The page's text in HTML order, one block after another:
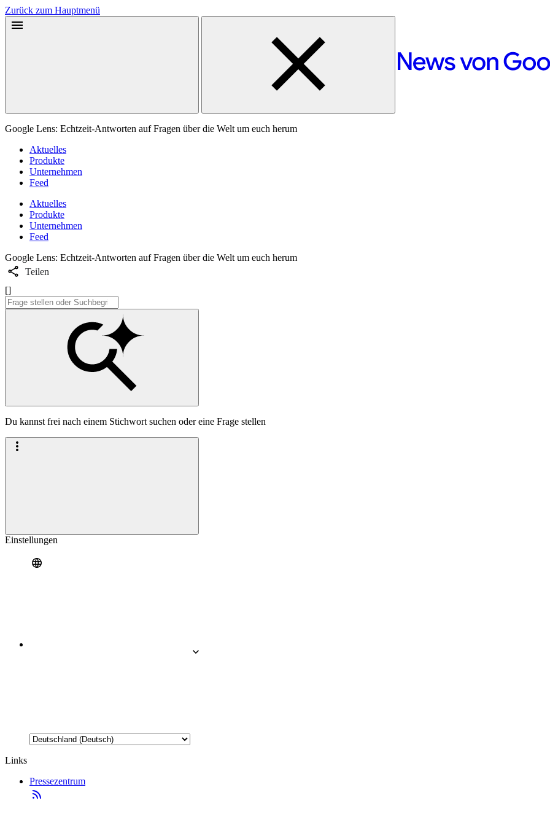
Zurück zum Hauptmenü
Google Lens: Echtzeit-Antworten auf Fragen über die Welt um euch herum
Aktuelles
Produkte
Unternehmen
Feed
Aktuelles
Produkte
Unternehmen
Feed
Google Lens: Echtzeit-Antworten auf Fragen über die Welt um euch herum
Teilen
[]
Du kannst frei nach einem Stichwort suchen oder eine Frage stellen
Einstellungen
Links
Pressezentrum